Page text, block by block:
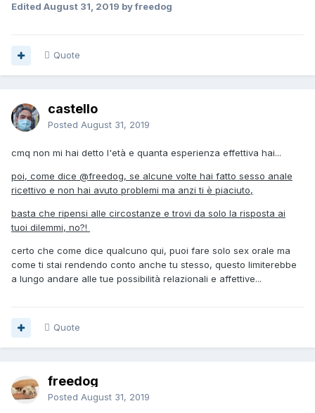
Edited August 31, 2019 by freedog
Quote
castello
Posted August 31, 2019
cmq non mi hai detto l'età e quanta esperienza effettiva hai...
poi, come dice @freedog, se alcune volte hai fatto sesso anale
ricettivo e non hai avuto problemi ma anzi ti è piaciuto,
basta che ripensi alle circostanze e trovi da solo la risposta ai
tuoi dilemmi, no?!
certo che come dice qualcuno qui, puoi fare solo sex orale ma
come ti stai rendendo conto anche tu stesso, questo limiterebbe
a lungo andare alle tue possibilità relazionali e affettive...
Quote
freedog
Posted August 31, 2019